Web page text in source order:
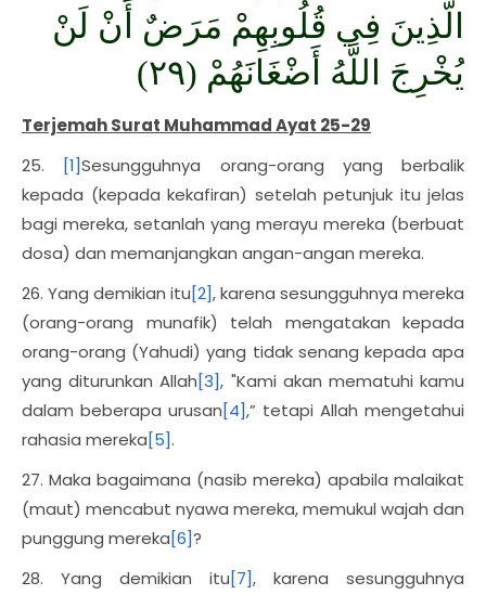
الَّذِينَ فِي قُلُوبِهِمْ مَرَضٌ أَنْ لَنْ
يُخْرِجَ اللَّهُ أَضْغَانَهُمْ (٢٩)
Terjemah Surat Muhammad Ayat 25-29
25.
[1]Sesungguhnya orang-orang yang berbalik
kepada (kepada kekafiran) setelah petunjuk itu jelas
bagi mereka, setanlah yang merayu mereka (berbuat
dosa) dan memanjangkan angan-angan mereka.
26. Yang demikian itu[2], karena sesungguhnya mereka
(orang-orang munafik) telah mengatakan kepada
orang-orang (Yahudi) yang tidak senang kepada apa
yang diturunkan Allah[3], "Kami akan mematuhi kamu
dalam beberapa urusan[4],” tetapi Allah mengetahui
rahasia mereka[5].
27. Maka bagaimana (nasib mereka) apabila malaikat
(maut) mencabut nyawa mereka, memukul wajah dan
punggung mereka[6]?
28. Yang demikian itu[7], karena sesungguhnya